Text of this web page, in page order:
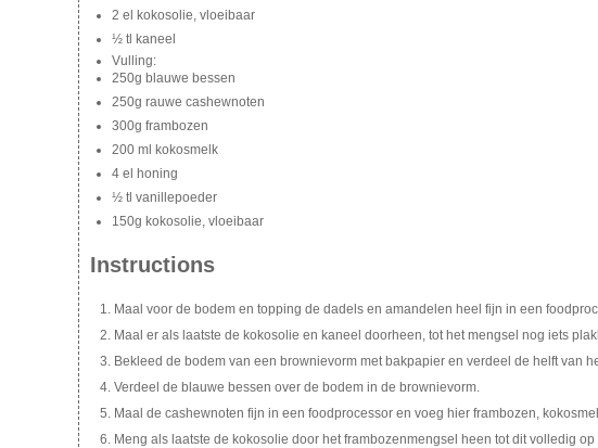
2 el kokosolie, vloeibaar
½ tl kaneel
Vulling:
250g blauwe bessen
250g rauwe cashewnoten
300g frambozen
200 ml kokosmelk
4 el honing
½ tl vanillepoeder
150g kokosolie, vloeibaar
Instructions
Maal voor de bodem en topping de dadels en amandelen heel fijn in een
Maal er als laatste de kokosolie en kaneel doorheen, tot het mengsel nog iets
Bekleed de bodem van een brownievorm met bakpapier en verdeel de helft van
Verdeel de blauwe bessen over de bodem in de brownievorm.
Maal de cashewnoten fijn in een foodprocessor en voeg hier frambozen,
Meng als laatste de kokosolie door het frambozenmengsel heen tot dit volledig